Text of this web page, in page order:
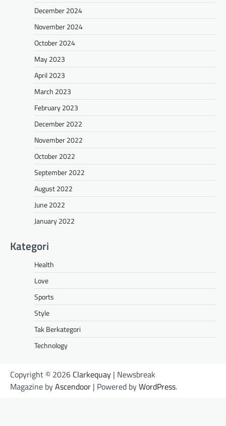
December 2024
November 2024
October 2024
May 2023
April 2023
March 2023
February 2023
December 2022
November 2022
October 2022
September 2022
August 2022
June 2022
January 2022
Kategori
Health
Love
Sports
Style
Tak Berkategori
Technology
Copyright © 2026 Clarkequay | Newsbreak
Magazine byAscendoor | Powered byWordPress.